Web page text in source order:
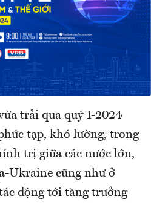
trải qua quý 1-2024
tạp, khó lường, trong
trị giữa các nước lớn,
Ukraine cũng như ở
động tới tăng trưởng